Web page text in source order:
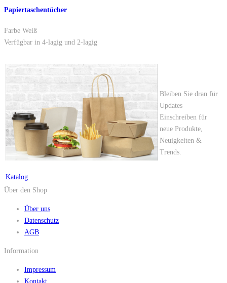
Papiertaschentücher
Farbe Weiß
Verfügbar in 4-lagig und 2-lagig
Katalog
Bleiben Sie dran für
Updates
Einschreiben für
neue Produkte,
Neuigkeiten &
Trends.
Über den Shop
Über uns
Datenschutz
AGB
Information
Impressum
Kontakt